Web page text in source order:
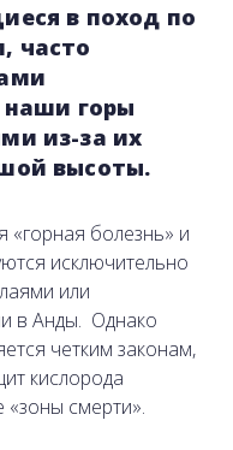
в поход по
часто
наши горы
из-за их
высоты.
«горная болезнь» и
исключительно
или
в Анды. Однако
четким законам,
кислорода
«зоны смерти».